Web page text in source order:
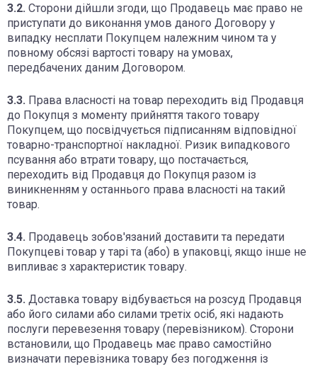
3.2. Сторони дійшли згоди, що Продавець має право не
приступати до виконання умов даного Договору у
випадку несплати Покупцем належним чином та у
повному обсязі вартості товару на умовах,
передбачених даним Договором.
3.3. Права власності на товар переходить від Продавця
до Покупця з моменту прийняття такого товару
Покупцем, що посвідчується підписанням відповідної
товарно-транспортної накладної. Ризик випадкового
псування або втрати товару, що постачається,
переходить від Продавця до Покупця разом із
виникненням у останнього права власності на такий
товар.
3.4. Продавець зобов'язаний доставити та передати
Покупцеві товар у тарі та (або) в упаковці, якщо інше не
випливає з характеристик товару.
3.5. Доставка товару відбувається на розсуд Продавця
або його силами або силами третіх осіб, які надають
послуги перевезення товару (перевізником). Сторони
встановили, що Продавець має право самостійно
визначати перевізника товару без погодження із